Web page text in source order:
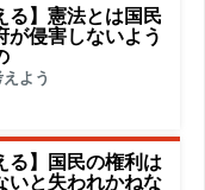
る】憲法とは国民
が侵害しないよう
よう
る】国民の権利は
いと失われかねな